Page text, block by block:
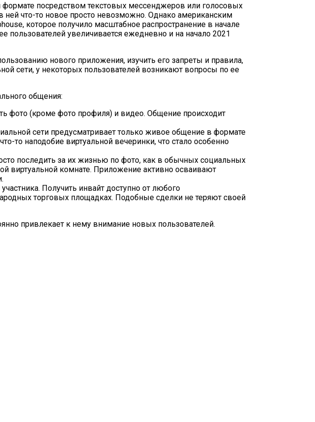
посредством текстовых мессенджеров или голосовых
ней что-то новое просто невозможно. Однако американским
которое получило масштабное распространение в начале
пользователей увеличивается ежедневно и на начало 2021
нового приложения, изучить его запреты и правила,
сети, у некоторых пользователей возникают вопросы по ее
общения:
фото (кроме фото профиля) и видео. Общение происходит
сети предусматривает только живое общение в формате
то наподобие виртуальной вечеринки, что стало особенно
последить за их жизнью по фото, как в обычных социальных
виртуальной комнате. Приложение активно осваивают
Получить инвайт доступно от любого
торговых площадках. Подобные сделки не теряют своей
привлекает к нему внимание новых пользователей.